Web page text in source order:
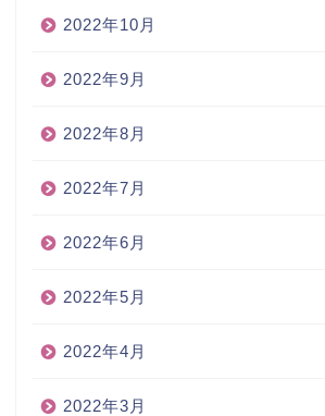
2022年10月
2022年9月
2022年8月
2022年7月
2022年6月
2022年5月
2022年4月
2022年3月